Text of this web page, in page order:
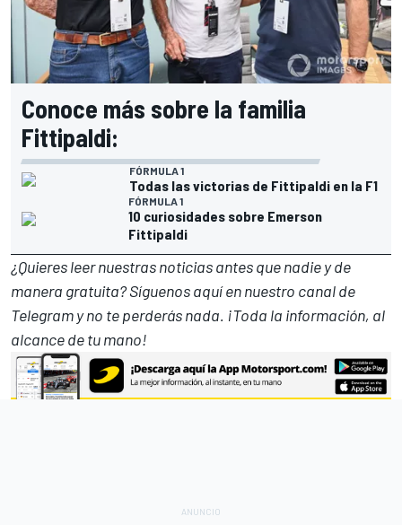
Conoce más sobre la familia
Fittipaldi:
FÓRMULA 1
Todas las victorias de Fittipaldi en la F1
FÓRMULA 1
10 curiosidades sobre Emerson
Fittipaldi
¿Quieres leer nuestras noticias antes que nadie y de
manera gratuita? Síguenosaquí en nuestro canal de
Telegramy no te perderás nada. ¡Toda la información, al
alcance de tu mano!